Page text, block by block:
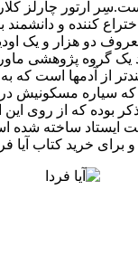
آرتور چارلز
کننده و دانشمند
دو هزار و یک
یک گروه پژوهشی
از آدمها است
که سیاره مسکونیش
بوده که از روی
ایستاد ساخته شده
و برای خرید کتاب آیا